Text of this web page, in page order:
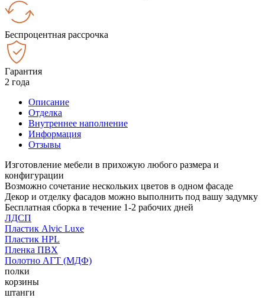
Беспроцентная рассрочка
Гарантия
2 года
Описание
Отделка
Внутреннее наполнение
Информация
Отзывы
Изготовление мебели в прихожую любого размера и
конфигурации
Возможно сочетание нескольких цветов в одном фасаде
Декор и отделку фасадов можно выполнить под вашу задумку
Бесплатная сборка в течение 1-2 рабочих дней
ЛДСП
Пластик Alvic Luxe
Пластик HPL
Пленка ПВХ
Полотно АГТ (МДФ)
полки
корзины
штанги